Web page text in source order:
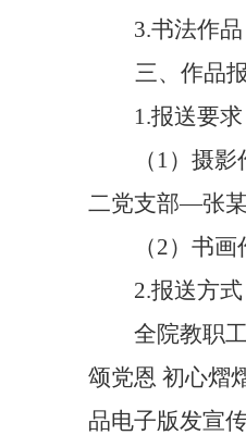
3.书法作
三、作品
1.报送要求
（ 1）摄
二党支部—张
（2）书画
2.报送方式
全院教职
颂党恩 初心熠
品电子版发宣